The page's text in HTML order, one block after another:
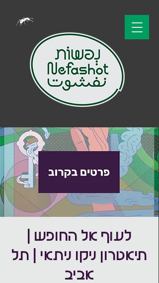
לעוף אל החופש |
תיאטרון ניקו ניתאי | תל
אביב